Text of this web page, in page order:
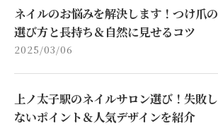
ネイルのお悩みを解決します！つけ爪の
選び方と長持ち＆自然に見せるコツ
2025/03/06
上ノ太子駅のネイルサロン選び！失敗し
ないポイント＆人気デザインを紹介